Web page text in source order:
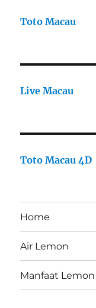
Toto Macau
Live Macau
Toto Macau 4D
Home
Air Lemon
Manfaat Lemon